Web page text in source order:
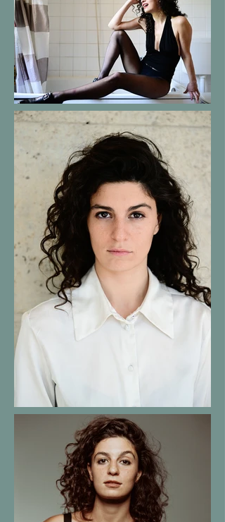
Ausbildung: Primäre professionelle
Schauspielausbildung
2014 – 2018
Shota Rustaveli Theatre and Film
Georgia State University